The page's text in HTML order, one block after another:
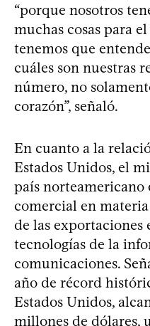
“porque nosotros
muchas cosas para
tenemos que
cuáles son nuestras
número, no
corazón”, señaló.
En cuanto a la
Estados Unidos, el
país norteamericano
comercial en
de las exportaciones
tecnologías de la
comunicaciones.
año de récord
Estados Unidos,
millones de dólares,